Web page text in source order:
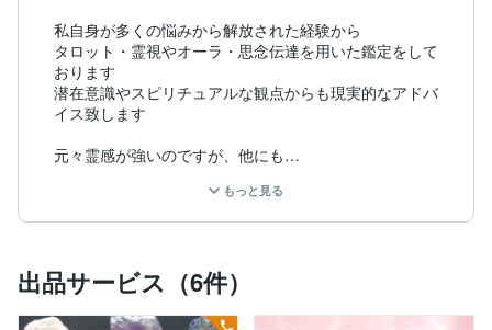
私自身が多くの悩みから解放された経験から
タロット・霊視やオーラ・思念伝達を用いた鑑定をして
おります
潜在意識やスピリチュアルな観点からも現実的なアドバ
イス致します
元々霊感が強いのですが、他にも
ネルギーワークのティーチャー、マスターの資格を取得
しております。
一歩先を明るく照らす
ポジティブな言葉と鑑定を心掛けています
もっと見る
出品サービス（6件）